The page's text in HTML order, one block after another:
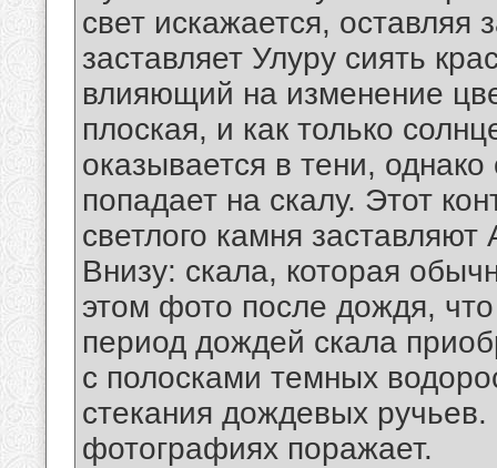
свет искажается, оставляя
заставляет Улуру сиять
влияющий на изменение
плоская, и как только
оказывается в тени,
попадает на скалу. Этот
светлого камня
Внизу: скала, которая
этом фото после дождя,
период дождей скала
с полосками темных
стекания дождевых
фотографиях поражает.